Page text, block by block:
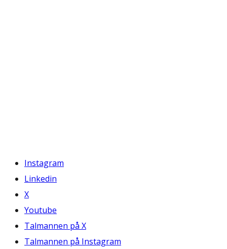
Instagram
Linkedin
X
Youtube
Talmannen på X
Talmannen på Instagram